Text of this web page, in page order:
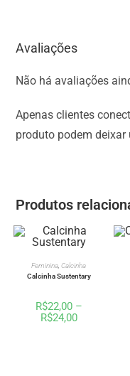
Avaliações
Não há avaliações
Apenas clientes
produto podem
Produtos
VER OPÇÕES
Feminina ,Calcinha
Calcinha Sustentary
R$22,00 –
R$24,00